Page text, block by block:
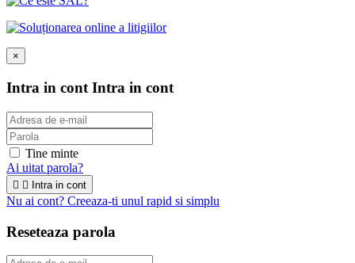
×
Intra in cont Intra in cont
Tine minte
Ai uitat parola?
  Intra in cont
Nu ai cont? Creeaza-ti unul rapid si simplu
Reseteaza parola